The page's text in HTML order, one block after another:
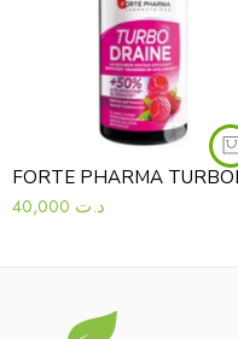
د.ت